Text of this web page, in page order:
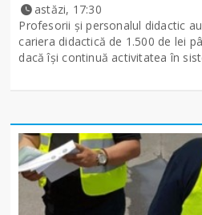
astăzi, 17:30
Profesorii și personalul didactic
cariera didactică de 1.500 de lei
dacă își continuă activitatea în